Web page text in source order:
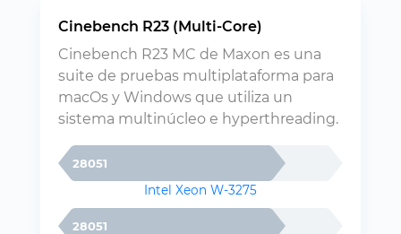
Cinebench R23 (Multi-Core)
Cinebench R23 MC de Maxon es una
suite de pruebas multiplataforma para
macOs y Windows que utiliza un
sistema multinúcleo e hyperthreading.
28051
Intel Xeon W-3275
28051